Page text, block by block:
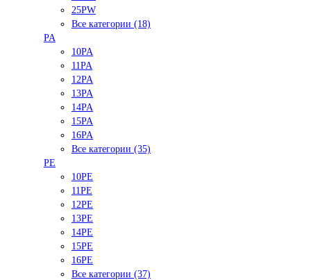
25PW
Все категории (18)
PA
10PA
11PA
12PA
13PA
14PA
15PA
16PA
Все категории (35)
PE
10PE
11PE
12PE
13PE
14PE
15PE
16PE
Все категории (37)